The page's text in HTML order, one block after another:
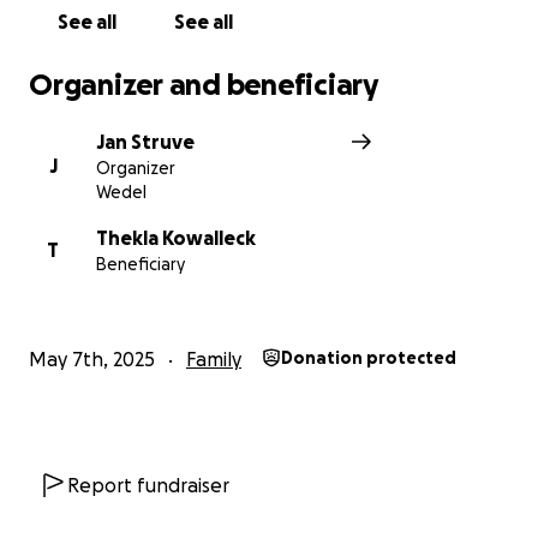
Unterstützung!
See all See all
Organizer and beneficiary
J
Jan Struve
Organizer
Wedel
T
Thekla Kowalleck
Beneficiary
May 7th, 2025 Family Donation protected
Report fundraiser